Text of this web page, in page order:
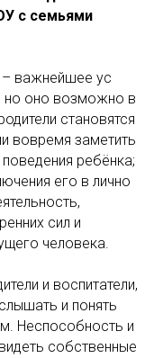
с семьями
важнейшее ус
но оно возможно в
становятся
вовремя заметить
ребёнка;
его в лично
сил и
человека.
и воспитатели,
и понять
Неспособность и
собственные